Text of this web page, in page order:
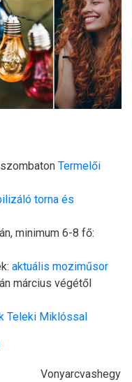
Termelői
torna és
minimum 6-8 fő:
aktuális moziműsor
március végétől
Teleki Miklóssal
Vonyarcvashegy